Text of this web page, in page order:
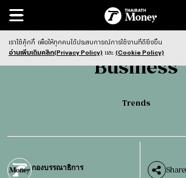
Business Trends
Business
Trends
กองบรรณาธิการ Share
- ก + ก
เราใช้คุ้กกี้ เพื่อให้ทุกคนได้ประสบการณ์การใช้งานที่ดียิ่งขึ้น
อ่านเพิ่มเติมคลิก(Privacy Policy) และ (Cookie Policy)